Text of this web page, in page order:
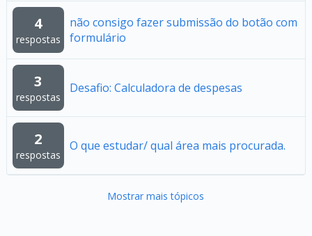
4
respostas
não consigo fazer submissão do botão com
formulário
3
respostas
Desafio: Calculadora de despesas
2
respostas
O que estudar/ qual área mais procurada.
Mostrar mais tópicos